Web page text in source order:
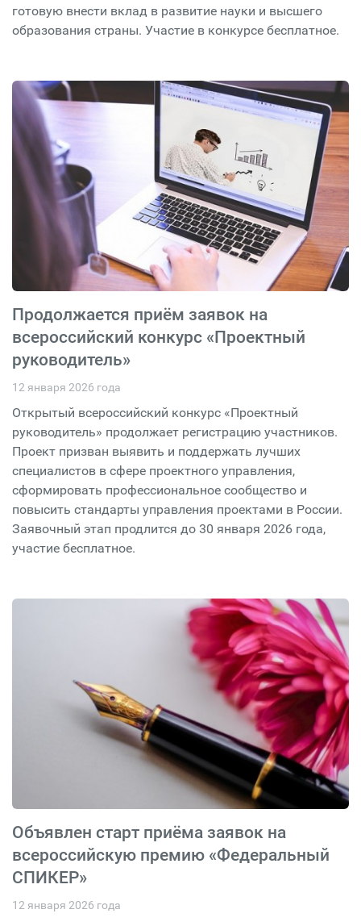
готовую внести вклад в развитие науки и высшего
образования страны. Участие в конкурсе бесплатное.
Продолжается приём заявок на
всероссийский конкурс «Проектный
руководитель»
12 января 2026 года
Открытый всероссийский конкурс «Проектный
руководитель» продолжает регистрацию участников.
Проект призван выявить и поддержать лучших
специалистов в сфере проектного управления,
сформировать профессиональное сообщество и
повысить стандарты управления проектами в России.
Заявочный этап продлится до 30 января 2026 года,
участие бесплатное.
Объявлен старт приёма заявок на
всероссийскую премию «Федеральный
СПИКЕР»
12 января 2026 года